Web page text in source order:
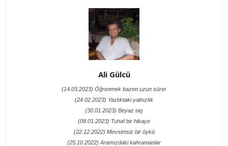
Ali Gülcü
(14.03.2023) Öğrenmek bazen uzun sürer
(24.02.2023) Yazlıktaki yalnızlık
(30.01.2023) Beyaz taş
(09.01.2023) Tuhaf bir hikaye
(22.12.2022) Mevsimsiz bir öykü
(25.10.2022) Aramızdaki kahramanlar